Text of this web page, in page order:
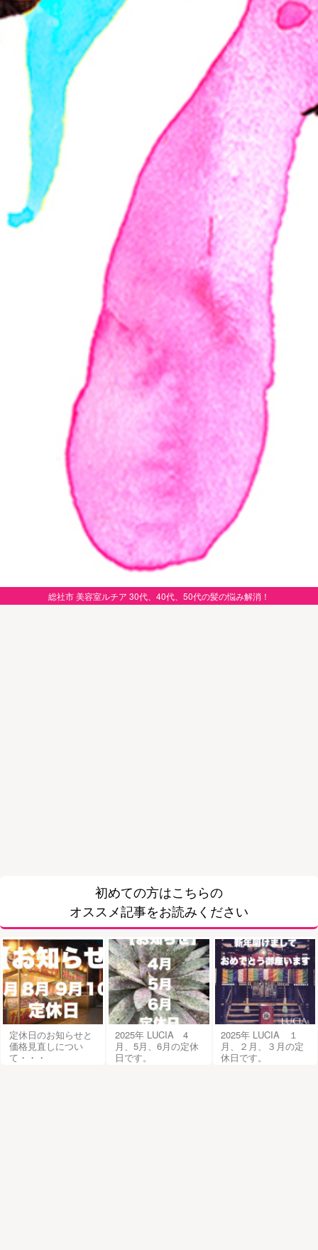
総社市 美容室ルチア 30代、40代、50代の髪の悩み解消！
初めての方はこちらの
オススメ記事をお読みください
定休日のお知らせと
価格見直しについ
て・・・
2025年 LUCIA 4
月、5月、6月の定休
日です。
2025年 LUCIA １
月、２月、３月の定
休日です。